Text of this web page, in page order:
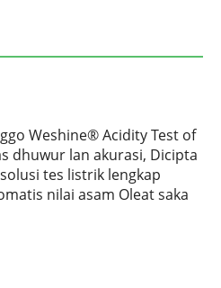
Weshine® Acidity Test of
dhuwur lan akurasi, Dicipta
tes listrik lengkap
nilai asam Oleat saka